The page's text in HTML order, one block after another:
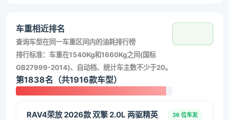
车重相近排名
查询车型在同一车重区间内的油耗排行榜
排行标准：车重在1540Kg和1660Kg之间(国标
GB27999-2014)、自动档、统计车主数不少于20。
第1838名（共1916款车型）
RAV4荣放 2026款 双擎 2.0L 两驱精英
36 位车友